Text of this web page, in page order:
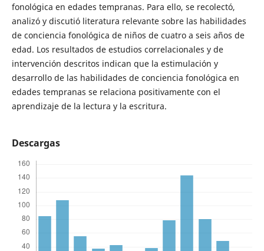
fonológica en edades tempranas. Para ello, se recolectó,
analizó y discutió literatura relevante sobre las habilidades
de conciencia fonológica de niños de cuatro a seis años de
edad. Los resultados de estudios correlacionales y de
intervención descritos indican que la estimulación y
desarrollo de las habilidades de conciencia fonológica en
edades tempranas se relaciona positivamente con el
aprendizaje de la lectura y la escritura.
Descargas